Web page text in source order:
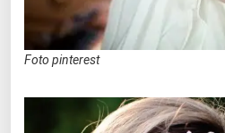
Foto pinterest